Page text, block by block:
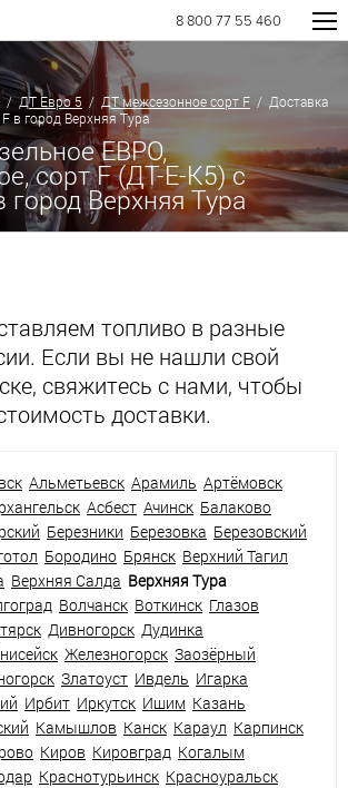
8 800 77 55 460
/ДТ Евро 5 / ДТ межсезонное сорт F / Доставка
в город Верхняя Тура
ЕВРО,
сорт F (ДТ-Е-К5) с
город Верхняя Тура
топливо в разные
Если вы не нашли свой
свяжитесь с нами, чтобы
доставки.
Альметьевск Арамиль Артёмовск
Асбест Ачинск Балаково
Березники Березовка Березовский
Бородино Брянск Верхний Тагил
Верхняя Салда Верхняя Тура
Волчанск Воткинск Глазов
Дивногорск Дудинка
Железногорск Заозёрный
Златоуст Ивдель Игарка
Ирбит Иркутск Ишим Казань
Камышлов Канск Караул Карпинск
Киров Кировград Когалым
Краснотурьинск Красноуральск